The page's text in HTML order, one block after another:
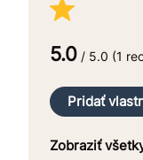
5.0 / 5.0 (1
Pridať
Zobraziť